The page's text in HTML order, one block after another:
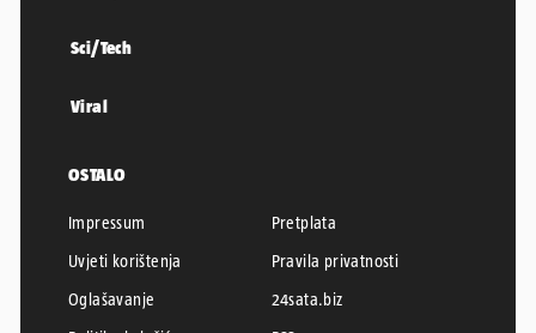
Sci/Tech
Viral
OSTALO
Impressum
Pretplata
Uvjeti korištenja
Pravila privatnosti
Oglašavanje
24sata.biz